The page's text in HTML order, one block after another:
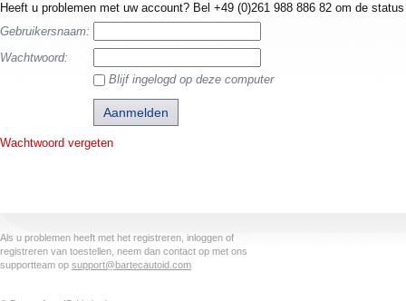
Heeft u problemen met uw account? Bel +49 (0)261 988 886 82 om de
Gebruikersnaam:
Wachtwoord:
Blijf ingelogd op deze computer
Wachtwoord vergeten
Als u problemen heeft met het registreren, inloggen of
registreren van toestellen, neem dan contact op met ons
supportteam op support@bartecautoid.com